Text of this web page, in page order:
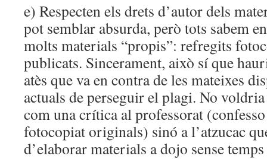
e) Respecten els drets d’autor dels
pot semblar absurda, però tots sabem
molts materials “propis”: refregits
publicats. Sincerament, això sí que
atès que va en contra de les mateixes
actuals de perseguir el plagi. No
com una crítica al professorat
fotocopiat originals) sinó a l’atzucac
d’elaborar materials a dojo sense